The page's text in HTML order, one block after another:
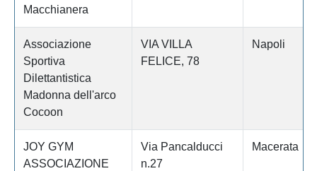
Macchianera
Associazione
Sportiva
Dilettantistica
Madonna dell'arco
Cocoon
VIA VILLA
FELICE, 78
Napoli
JOY GYM
ASSOCIAZIONE
Via Pancalducci
n.27
Macerata